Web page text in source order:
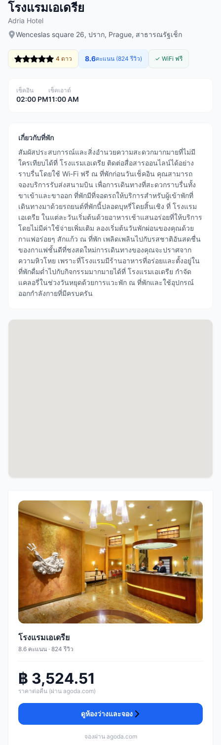
โรงแรมเอเดรีย
Adria Hotel
Wenceslas square 26, ปราก, Prague, สาธารณรัฐเช็ก
4 ดาว 8.6คะแนน (824 รีวิว) ✓ WiFi ฟรี
เช็คอิน
02:00 PM
เช็คเอาต์
11:00 AM
เกี่ยวกับที่พัก
สัมผัสประสบการณ์และสิ่งอำนวยความสะดวกมากมายที่ไม่มี
ใครเทียบได้ที่ โรงแรมเอเดรีย ติดต่อสื่อสารออนไลน์ได้อย่าง
ราบรื่นโดยใช้ Wi-Fi ฟรี ณ ที่พักก่อนวันเช็คอิน คุณสามารถ
จองบริการรับส่งสนามบิน เพื่อการเดินทางที่สะดวกราบรื่นทั้ง
ขาเข้าและขาออก ที่พักมีที่จอดรถให้บริการสำหรับผู้เข้าพักที่
เดินทางมาด้วยรถยนต์ที่พักนี้ปลอดบุหรี่โดยสิ้นเชิง ที่ โรงแรม
เอเดรีย ในแต่ละวันเริ่มต้นด้วยอาหารเช้าแสนอร่อยที่ให้บริการ
โดยไม่มีค่าใช้จ่ายเพิ่มเติม ลองเริ่มต้นวันพักผ่อนของคุณด้วย
กาแฟอร่อยๆ สักแก้ว ณ ที่พัก เพลิดเพลินไปกับรสชาติอันสดชื่น
ของกาแฟชั้นดีที่ชงสดใหม่การเดินทางของคุณจะปราศจาก
ความหิวโหย เพราะที่โรงแรมมีร้านอาหารที่อร่อยและตั้งอยู่ใน
ที่พักดื่มด่ำไปกับกิจกรรมมากมายได้ที่ โรงแรมเอเดรีย กำจัด
แคลอรี่ในช่วงวันหยุดด้วยการแวะพัก ณ ที่พักและใช้อุปกรณ์
ออกกำลังกายที่มีครบครัน
โรงแรมเอเดรีย
8.6 คะแนน · 824 รีวิว
฿ 3,524.51
ราคาต่อคืน (ผ่าน agoda.com)
ดูห้องว่างและจอง
จองผ่าน agoda.com